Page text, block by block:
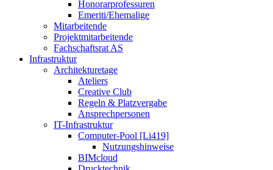
Honorarprofessuren
Emeriti/Ehemalige
Mitarbeitende
Projektmitarbeitende
Fachschaftsrat AS
Infrastruktur
Architekturetage
Ateliers
Creative Club
Regeln & Platzvergabe
Ansprechpersonen
IT-Infrastruktur
Computer-Pool [Li419]
Nutzungshinweise
BIMcloud